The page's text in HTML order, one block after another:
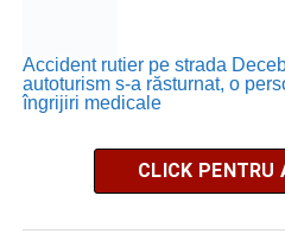
Accident rutier pe strada
autoturism s-a răsturnat, o
îngrijiri medicale
CLICK PENTRU